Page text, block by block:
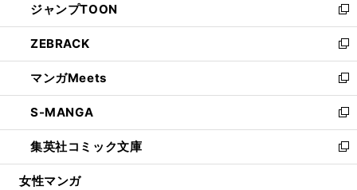
く
で
開
く
ド
ウ
で
開
く
ィ
ン
ド
ウ
で
開
く
い
ウ
ィ
ン
ド
ウ
で
開
く
ジャンプTOON
新
し
い
ウ
ィ
ン
ド
ウ
で
開
ZEBRACK
新
し
い
ウ
ィ
ン
ド
ウ
マンガMeets
新
し
い
ウ
ィ
ン
S-MANGA
新
し
い
ウ
集英社コミック文庫
新
し
女性マンガ